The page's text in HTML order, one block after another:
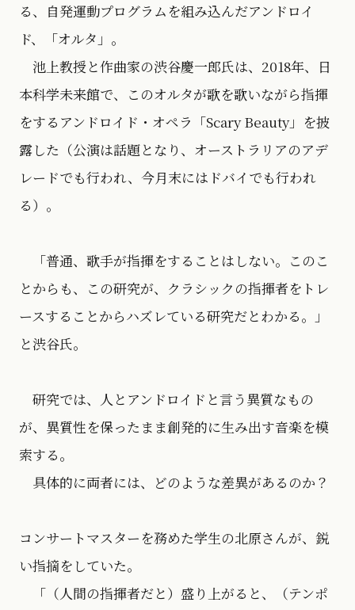
る、自発運動プログラムを組み込んだアンドロイ
ド、「オルタ」。
池上教授と作曲家の渋谷慶一郎氏は、2018年、日
本科学未来館で、このオルタが歌を歌いながら指揮
をするアンドロイド・オペラ「Scary Beauty」を披
露した（公演は話題となり、オーストラリアのアデ
レードでも行われ、今月末にはドバイでも行われ
る）。
「普通、歌手が指揮をすることはしない。このこ
とからも、この研究が、クラシックの指揮者をトレ
ースすることからハズレている研究だとわかる。」
と渋谷氏。
研究では、人とアンドロイドと言う異質なもの
が、異質性を保ったまま創発的に生み出す音楽を模
索する。
具体的に両者には、どのような差異があるのか？
コンサートマスターを務めた学生の北原さんが、鋭
い指摘をしていた。
「（人間の指揮者だと）盛り上がると、（テンポ